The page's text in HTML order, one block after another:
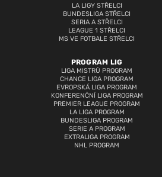
LA LIGY STŘELCI
BUNDESLIGA STŘELCI
SERIA A STŘELCI
LEAGUE 1 STŘELCI
MS VE FOTBALE STŘELCI
PROGRAM LIG
LIGA MISTRŮ PROGRAM
CHANCE LIGA PROGRAM
EVROPSKÁ LIGA PROGRAM
KONFERENČNÍ LIGA PROGRAM
PREMIER LEAGUE PROGRAM
LA LIGA PROGRAM
BUNDESLIGA PROGRAM
SERIE A PROGRAM
EXTRALIGA PROGRAM
NHL PROGRAM